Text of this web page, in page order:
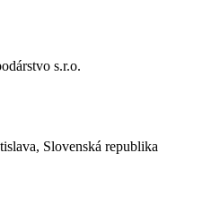
s.r.o.
Slovenská republika